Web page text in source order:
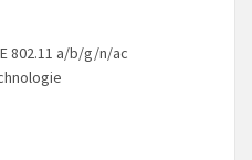
802.11 a/b/g/n/ac